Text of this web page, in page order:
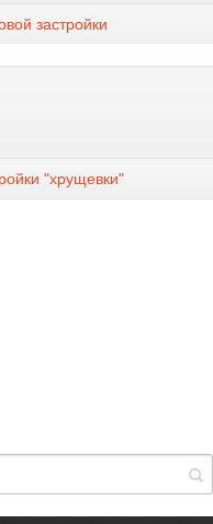
застройки
"хрущевки"